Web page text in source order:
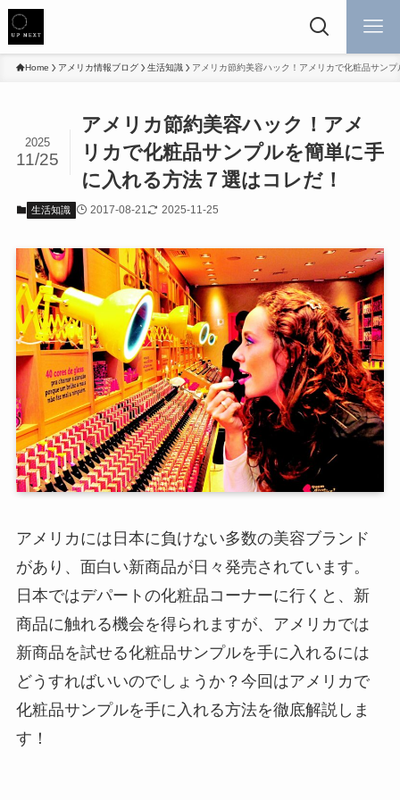
Home アメリカ情報ブログ 生活知識 アメリカ節約美容ハック！アメリカで化粧品サン
アメリカ節約美容ハック！アメ
リカで化粧品サンプルを簡単に手
に入れる方法７選はコレだ！
2025
11/25
生活知識 2017-08-21 2025-11-25
アメリカには日本に負けない多数の美容ブランド
があり、面白い新商品が日々発売されています。
日本ではデパートの化粧品コーナーに行くと、新
商品に触れる機会を得られますが、アメリカでは
新商品を試せる化粧品サンプルを手に入れるには
どうすればいいのでしょうか？今回はアメリカで
化粧品サンプルを手に入れる方法を徹底解説しま
す！